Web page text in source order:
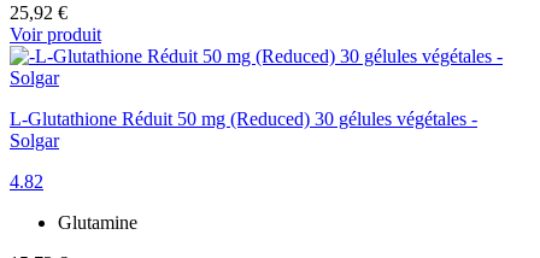
25,92 €
Voir produit
L-Glutathione Réduit 50 mg (Reduced) 30 gélules végétales -
Solgar
4.82
Glutamine